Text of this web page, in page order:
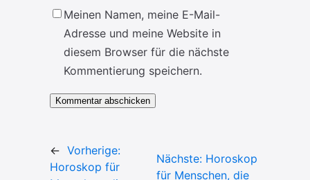
Meinen Namen, meine E-Mail-
Adresse und meine Website in
diesem Browser für die nächste
Kommentierung speichern.
← Vorherige:
Horoskop für
Nächste: Horoskop
für Menschen, die